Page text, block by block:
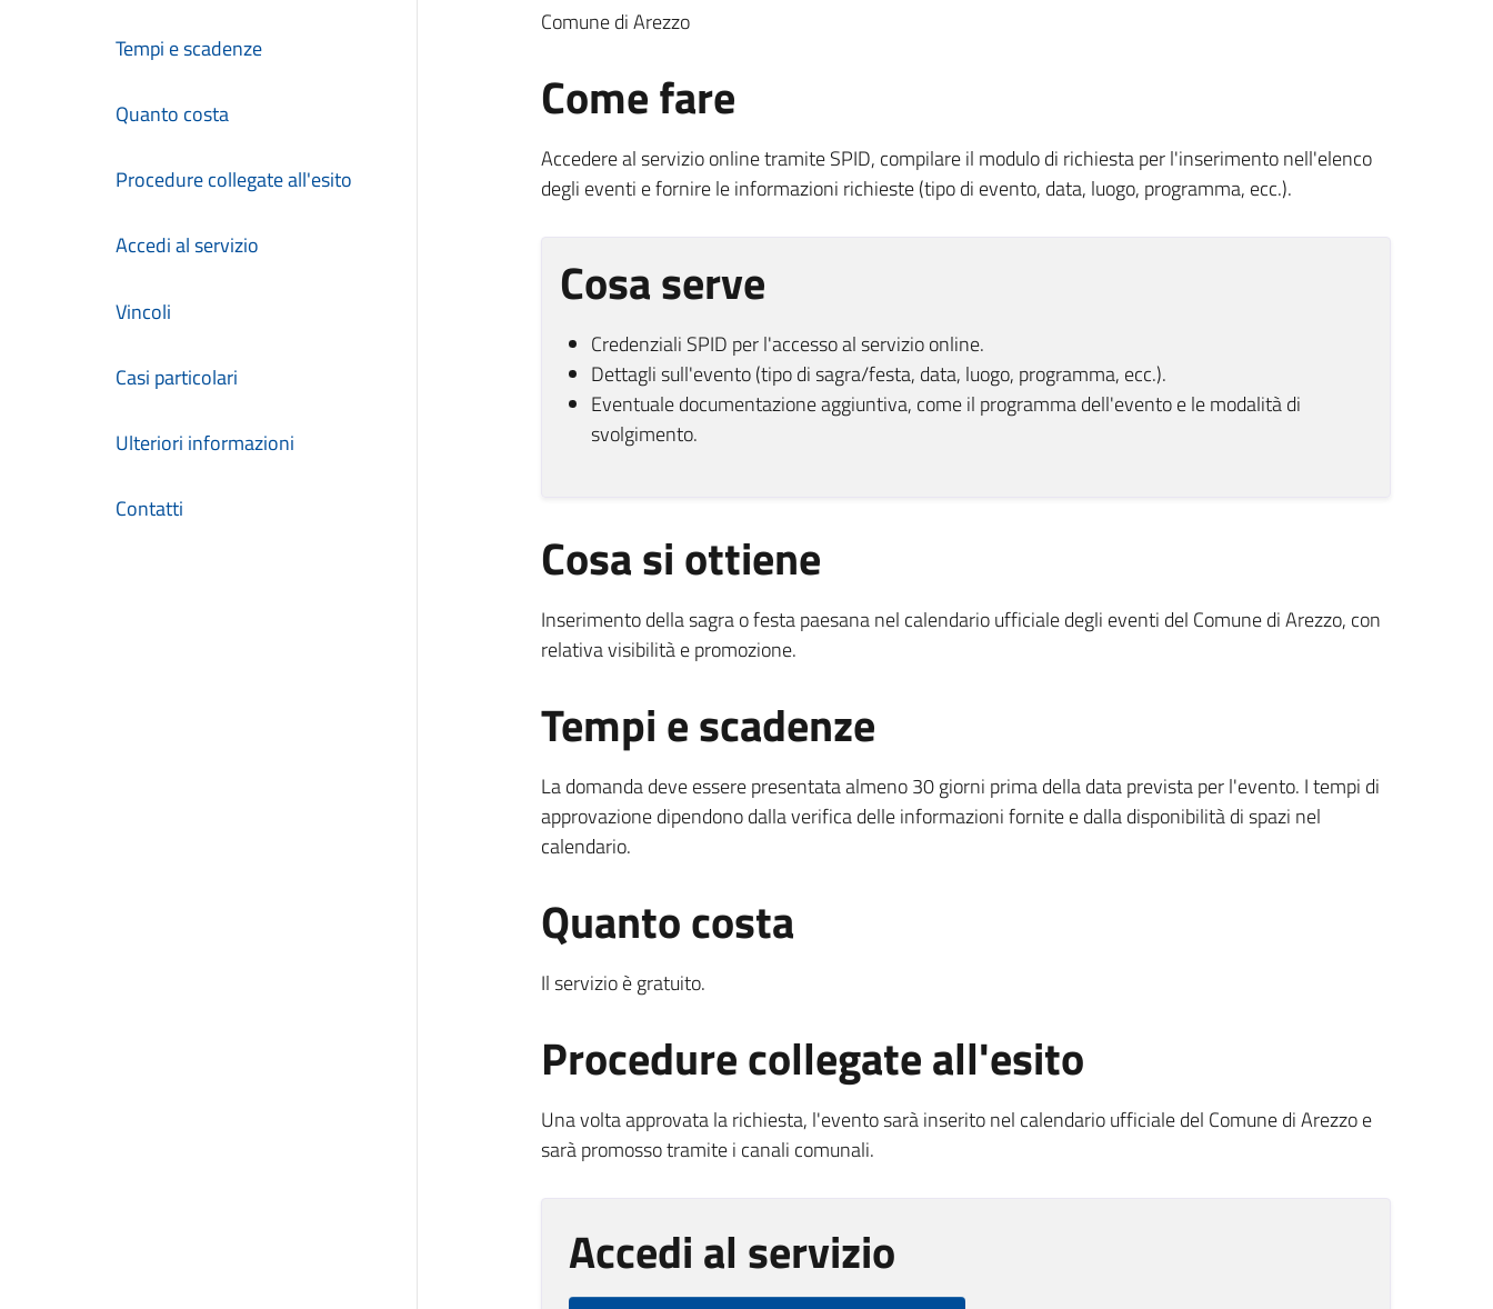
Tempi e scadenze
Quanto costa
Procedure collegate all'esito
Accedi al servizio
Vincoli
Casi particolari
Ulteriori informazioni
Contatti
Comune di Arezzo
Come fare
Accedere al servizio online tramite SPID, compilare il modulo di richiesta per l'inserimento nell'elenco
degli eventi e fornire le informazioni richieste (tipo di evento, data, luogo, programma, ecc.).
Cosa serve
Credenziali SPID per l'accesso al servizio online.
Dettagli sull'evento (tipo di sagra/festa, data, luogo, programma, ecc.).
Eventuale documentazione aggiuntiva, come il programma dell'evento e le modalità di
svolgimento.
Cosa si ottiene
Inserimento della sagra o festa paesana nel calendario ufficiale degli eventi del Comune di Arezzo, con
relativa visibilità e promozione.
Tempi e scadenze
La domanda deve essere presentata almeno 30 giorni prima della data prevista per l'evento. I tempi di
approvazione dipendono dalla verifica delle informazioni fornite e dalla disponibilità di spazi nel
calendario.
Quanto costa
Il servizio è gratuito.
Procedure collegate all'esito
Una volta approvata la richiesta, l'evento sarà inserito nel calendario ufficiale del Comune di Arezzo e
sarà promosso tramite i canali comunali.
Accedi al servizio